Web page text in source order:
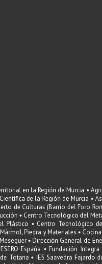
en la Región de Murcia •
de la Región de Murcia •
de Culturas (Barrio del Foro
• Centro Tecnológico del
Plástico • Centro Tecnológico
Piedra y Materiales •
• Dirección General de
España • Fundación Integra
Totana • IES Saavedra Fajardo